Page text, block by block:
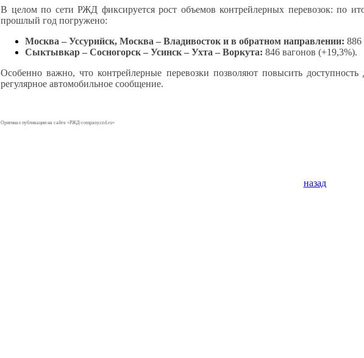
В целом по сети РЖД фиксируется рост объемов контрейлерных перевозок: по
прошлый год погружено:
Москва – Уссурийск, Москва – Владивосток и в обратном направлении: 886
Сыктывкар – Сосногорск – Усинск – Ухта – Воркута: 846 вагонов (+19,3%).
Особенно важно, что контрейлерные перевозки позволяют повысить
регулярное автомобильное сообщение.
Оригинал публикации на сайте «РЖД-company.rzd.ru»
назад